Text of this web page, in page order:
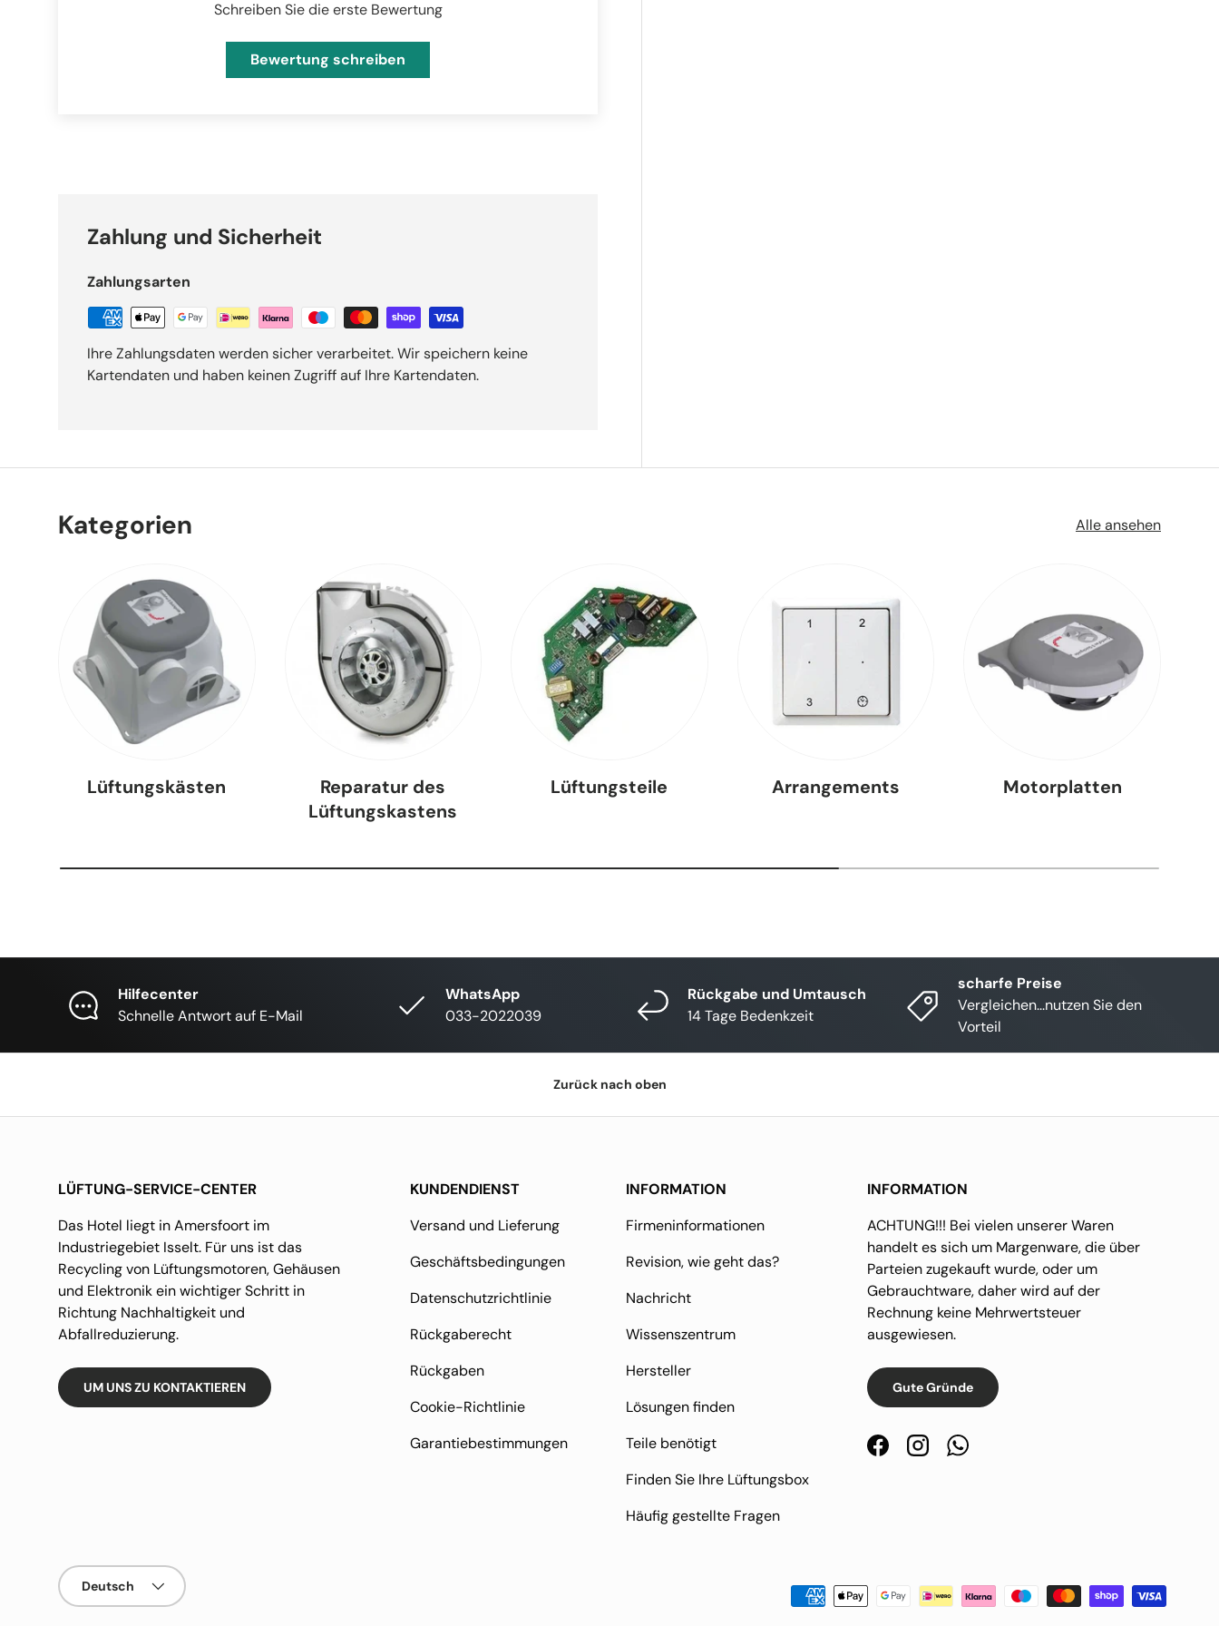
Schreiben Sie die erste Bewertung
Bewertung schreiben
Zahlung und Sicherheit
Zahlungsarten
Ihre Zahlungsdaten werden sicher verarbeitet. Wir speichern keine
Kartendaten und haben keinen Zugriff auf Ihre Kartendaten.
Kategorien Alle ansehen
Lüftungskästen
Reparatur des
Lüftungskastens
Lüftungsteile Arrangements Motorplatten
Hilfecenter
Schnelle Antwort auf E-Mail
WhatsApp
033-2022039
Rückgabe und Umtausch
14 Tage Bedenkzeit
scharfe Preise
Vergleichen...nutzen Sie den
Vorteil
Zurück nach oben
LÜFTUNG-SERVICE-CENTER
Das Hotel liegt in Amersfoort im
Industriegebiet Isselt. Für uns ist das
Recycling von Lüftungsmotoren, Gehäusen
und Elektronik ein wichtiger Schritt in
Richtung Nachhaltigkeit und
Abfallreduzierung.
UM UNS ZU KONTAKTIEREN
KUNDENDIENST
Versand und Lieferung
Geschäftsbedingungen
Datenschutzrichtlinie
Rückgaberecht
Rückgaben
Cookie-Richtlinie
Garantiebestimmungen
INFORMATION
Firmeninformationen
Revision, wie geht das?
Nachricht
Wissenszentrum
Hersteller
Lösungen finden
Teile benötigt
Finden Sie Ihre Lüftungsbox
Häufig gestellte Fragen
INFORMATION
ACHTUNG!!! Bei vielen unserer Waren
handelt es sich um Margenware, die über
Parteien zugekauft wurde, oder um
Gebrauchtware, daher wird auf der
Rechnung keine Mehrwertsteuer
ausgewiesen.
Gute Gründe
FacebookInstagramWhatsApp
Sprache
Deutsch